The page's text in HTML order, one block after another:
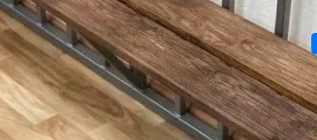
о вынесении приговора 60‑летней
жительнице Хабаровска по ряду статей
УК РФ. 1‑й Восточный окружной военный
суд признал женщину виновной в участии
в деятельности экстремистских
и террористических организаций (ч. 2 ст.
282.2, ч. 2 ст. 205.5 УК РФ), вовлечении
других лиц в совершение
террористического акта (ч. 1.1 ст. 205.1 УК
РФ), прохождении обучения